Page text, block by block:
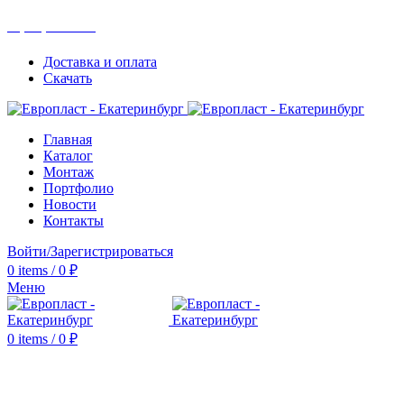
Доставка и оплата
Скачать
Главная
Каталог
Монтаж
Портфолио
Новости
Контакты
Войти/Зарегистрироваться
0 items / 0 ₽
Меню
0 items / 0 ₽